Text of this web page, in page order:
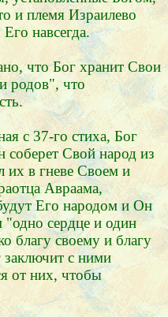
и племя Израилево
навсегда.
что Бог хранит Свои
родов", что
с 37-го стиха, Бог
соберет Свой народ из
их в гневе Своем и
Авраама,
Его народом и Он
"одно сердце и один
благу своему и благу
заключит с ними
от них, чтобы